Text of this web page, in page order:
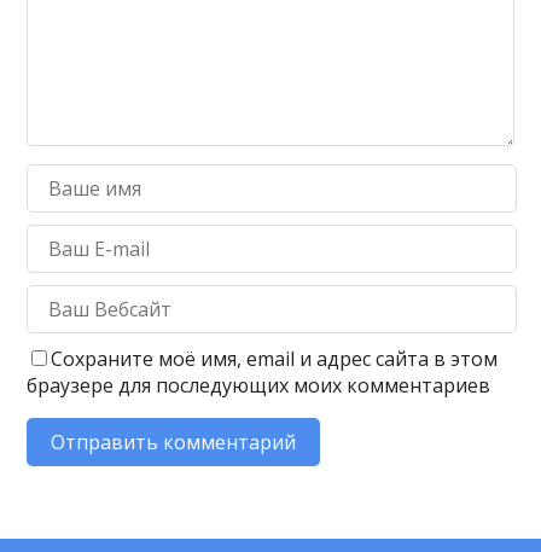
Сохраните моё имя, email и адрес сайта в этом
браузере для последующих моих комментариев